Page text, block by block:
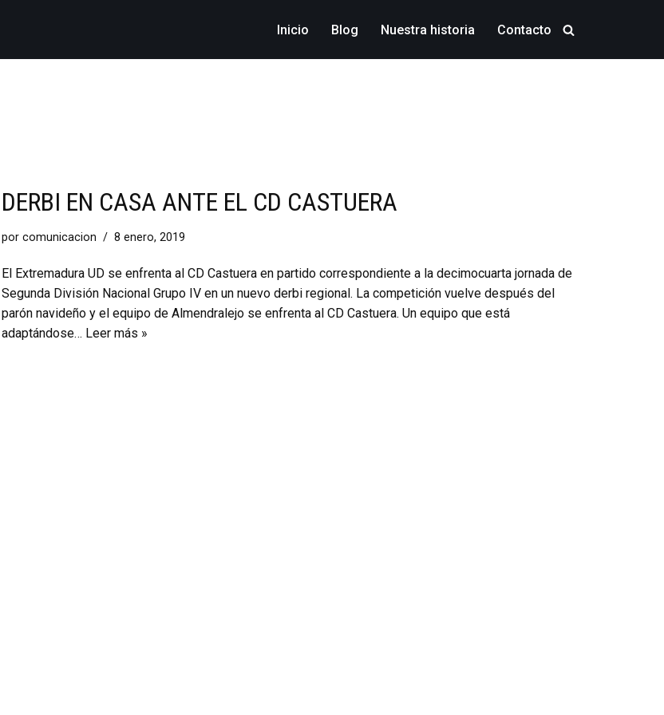
Inicio Blog Nuestra historia Contacto
DERBI EN CASA ANTE EL CD CASTUERA
por comunicacion 8 enero, 2019
El Extremadura UD se enfrenta al CD Castuera en partido correspondiente a la decimocuarta jornada de
Segunda División Nacional Grupo IV en un nuevo derbi regional. La competición vuelve después del
parón navideño y el equipo de Almendralejo se enfrenta al CD Castuera. Un equipo que está
adaptándose… Leer más »